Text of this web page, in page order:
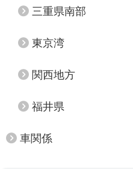
三重県南部
東京湾
関西地方
福井県
車関係